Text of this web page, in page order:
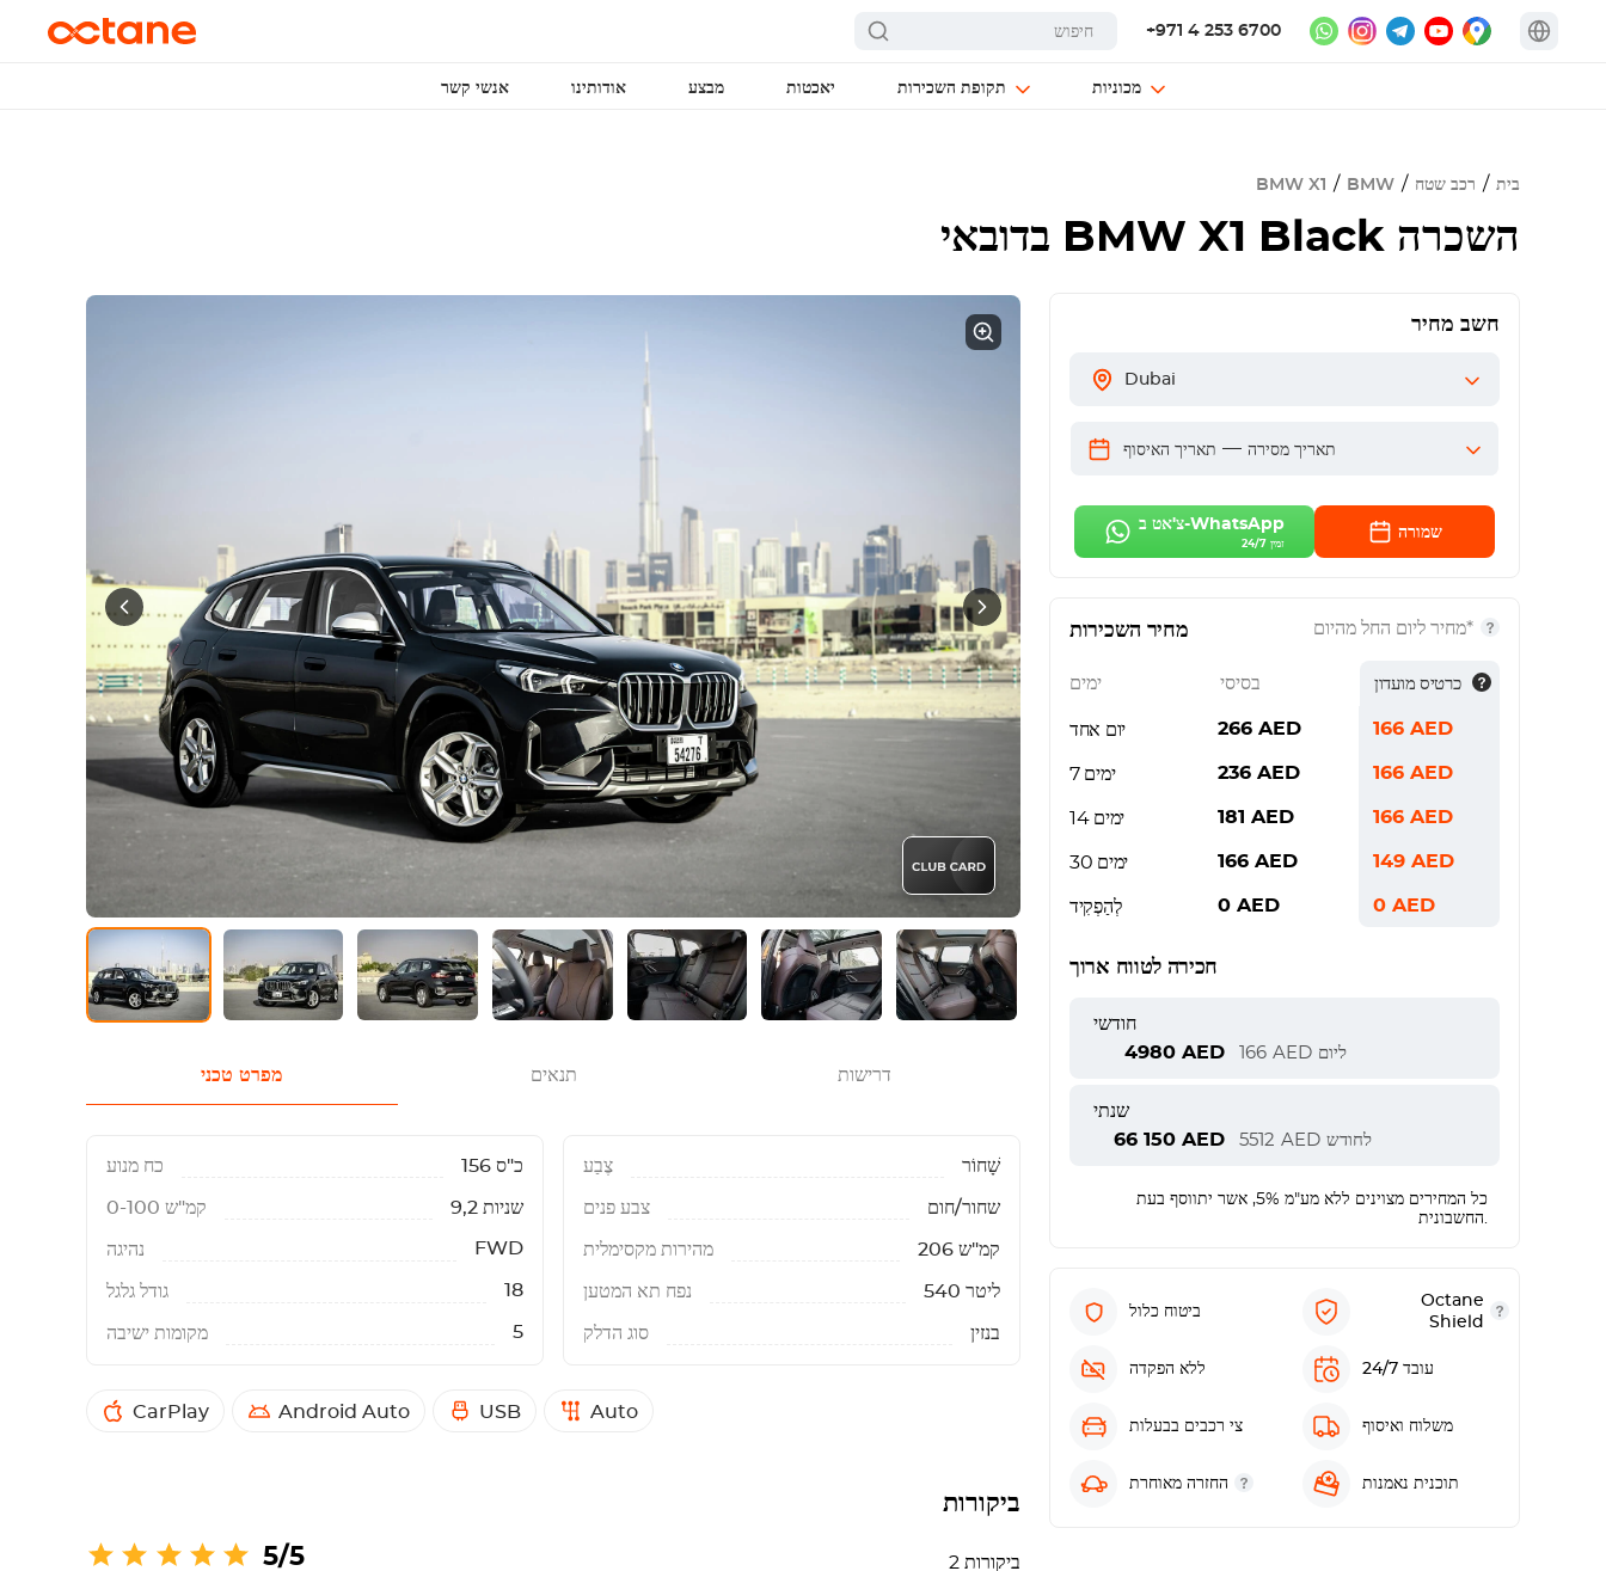
+971 4 253 6700
מכוניות תקופת השכירות יאכטות מבצע אודותינו אנשי קשר
בית רכב שטח BMW
BMW X1
השכרה BMW X1 Black בדובאי
חשב מחיר
Dubai
תאריך האיסוף — תאריך מסירה
צ'אט ב-WhatsApp
זמין 24/7
שמורה
מחיר השכירות *מחיר ליום החל מהיום
ימים בסיסי כרטיס מועדון
יום אחד 266 AED 166 AED
7 ימים 236 AED 166 AED
14 ימים 181 AED 166 AED
30 ימים 166 AED 149 AED
לְהַפְקִיד 0 AED 0 AED
חכירה לטווח ארוך
חודשי
4980 AED 166 AED ליום
שנתי
66 150 AED 5512 AED לחודש
כל המחירים מצוינים ללא מע"מ 5%, אשר יתווסף בעת
החשבונית.
ביטוח כלול
Octane
Shield
ללא הפקדה עובד 24/7
צי רכבים בבעלות משלוח ואיסוף
החזרה מאוחרת תוכנית נאמנות
מפרט טכני תנאים דרישות
כח מנוע 156 כ"ס
0-100 קמ"ש 9,2 שניות
נהיגה FWD
גודל גלגל 18
מקומות ישיבה 5
צֶבַע שָׁחוֹר
צבע פנים שחור/חום
מהירות מקסימלית 206 קמ"ש
נפח תא המטען 540 ליטר
סוג הדלק בנזין
CarPlay Android Auto USB Auto
ביקורות
5/5 2 ביקורות